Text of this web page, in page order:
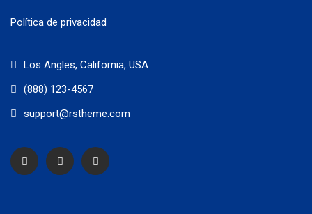
Política de privacidad
Los Angles, California, USA
(888) 123-4567
support@rstheme.com